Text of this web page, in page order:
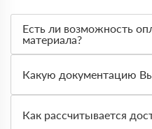
Есть ли возможность
материала?
оплата по факту
доставленный товар был
Вы вправе от него
Какую документацию
сертификаты и паспорта
транспортную накладную.
Как рассчитывается